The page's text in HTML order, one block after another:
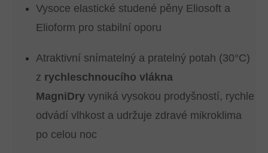
Vysoce elastické studené pěny Eliosoft a
Elioform pro stabilní oporu
Atraktivní snímatelný a pratelný potah (30°C)
z rychleschnoucího vlákna
MagniDry vyniká vysokou prodyšností, rychle
odvádí vlhkost a udržuje zdravé mikroklima
po celou noc